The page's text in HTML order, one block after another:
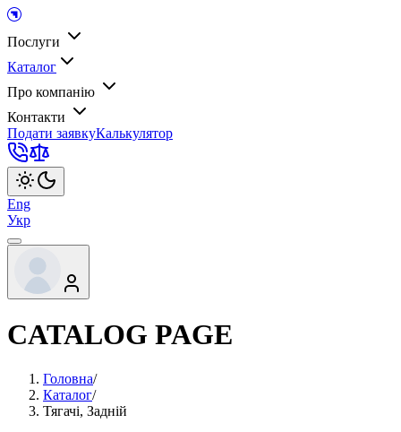
Послуги
Каталог
Про компанію
Контакти
Подати заявкуКалькулятор
Eng
Укр
CATALOG PAGE
Головна/
Каталог/
Тягачі, Задній